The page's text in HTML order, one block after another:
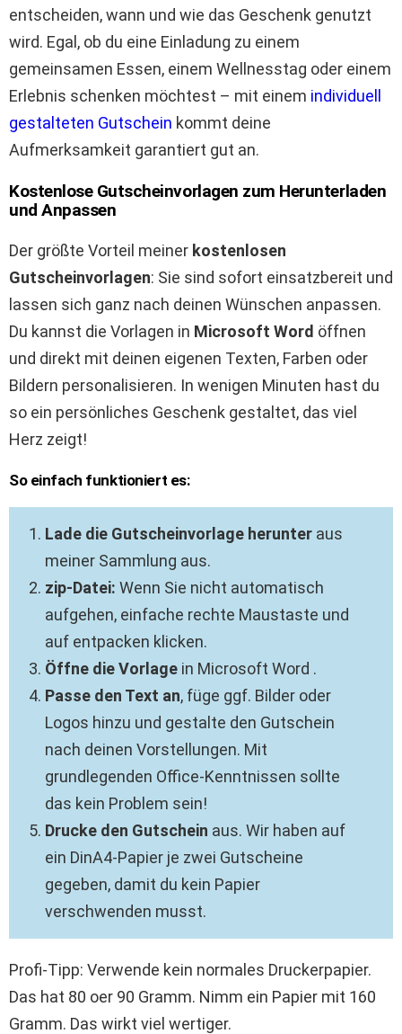
entscheiden, wann und wie das Geschenk genutzt
wird. Egal, ob du eine Einladung zu einem
gemeinsamen Essen, einem Wellnesstag oder einem
Erlebnis schenken möchtest – mit einem individuell
gestalteten Gutschein kommt deine
Aufmerksamkeit garantiert gut an.
Kostenlose Gutscheinvorlagen zum Herunterladen
und Anpassen
Der größte Vorteil meiner kostenlosen
Gutscheinvorlagen: Sie sind sofort einsatzbereit und
lassen sich ganz nach deinen Wünschen anpassen.
Du kannst die Vorlagen in Microsoft Word öffnen
und direkt mit deinen eigenen Texten, Farben oder
Bildern personalisieren. In wenigen Minuten hast du
so ein persönliches Geschenk gestaltet, das viel
Herz zeigt!
So einfach funktioniert es:
Lade die Gutscheinvorlage herunter aus
meiner Sammlung aus.
zip-Datei: Wenn Sie nicht automatisch
aufgehen, einfache rechte Maustaste und
auf entpacken klicken.
Öffne die Vorlage in Microsoft Word .
Passe den Text an, füge ggf. Bilder oder
Logos hinzu und gestalte den Gutschein
nach deinen Vorstellungen. Mit
grundlegenden Office-Kenntnissen sollte
das kein Problem sein!
Drucke den Gutschein aus. Wir haben auf
ein DinA4-Papier je zwei Gutscheine
gegeben, damit du kein Papier
verschwenden musst.
Profi-Tipp: Verwende kein normales Druckerpapier.
Das hat 80 oer 90 Gramm. Nimm ein Papier mit 160
Gramm. Das wirkt viel wertiger.